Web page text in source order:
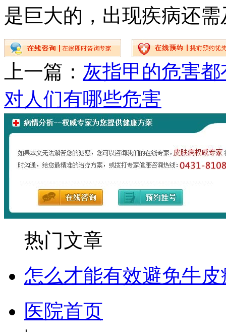
是巨大的，出现疾病还
上一篇： 灰指甲的危害
对人们有哪些危害
热门文章
怎么才能有效避免牛皮
医院首页